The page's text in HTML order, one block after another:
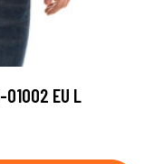
01002 EU L